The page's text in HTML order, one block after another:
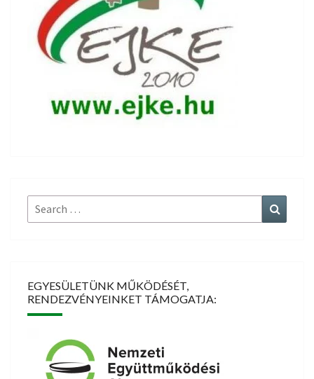
Search
for:
EGYESÜLETÜNK MŰKÖDÉSÉT,
RENDEZVÉNYEINKET TÁMOGATJA: